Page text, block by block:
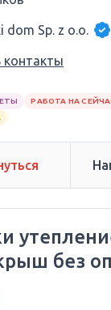
dom Sp. z o.o.
контакты
РАБОТА НА
без